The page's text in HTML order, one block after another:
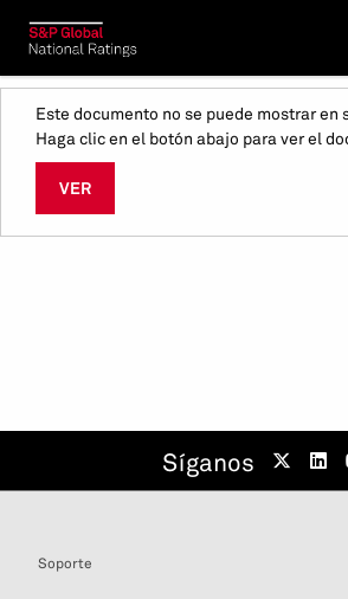
Este documento no se puede mostrar en
Haga clic en el botón abajo para ver el
VER
Síganos
Soporte